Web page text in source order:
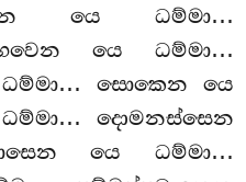
යෙ ධම්මා…
යෙ ධම්මා…
සොකෙන යෙ
දොමනස්සෙන
යෙ ධම්මා…